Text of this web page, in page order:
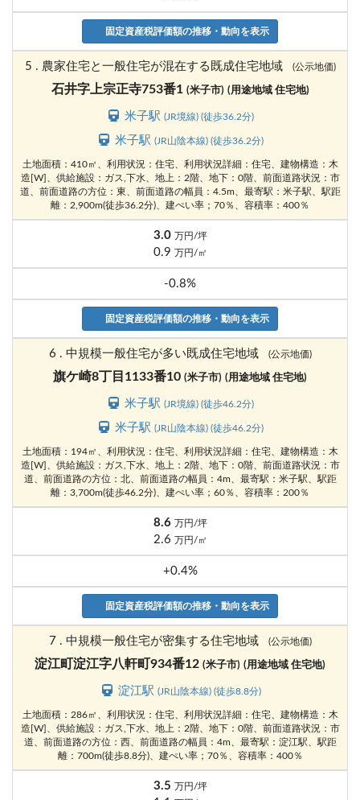
固定資産税評価額の推移・動向を表示
5 . 農家住宅と一般住宅が混在する既成住宅地域 (公示地価)
石井字上宗正寺753番1 (米子市) (用途地域 住宅地)
米子駅(JR境線) (徒歩36.2分)
米子駅(JR山陰本線) (徒歩36.2分)
土地面積：410㎡、利用状況：住宅、利用状況詳細：住宅、建物構造：木
造[W]、供給施設：ガス,下水、地上：2階、地下：0階、前面道路状況：市
道、前面道路の方位：東、前面道路の幅員：4.5m、最寄駅：米子駅、駅距
離：2,900m(徒歩36.2分)、建ぺい率；70％、容積率：400％
3.0 万円/坪
0.9 万円/㎡
-0.8%
固定資産税評価額の推移・動向を表示
6 . 中規模一般住宅が多い既成住宅地域 (公示地価)
旗ケ崎8丁目1133番10 (米子市) (用途地域 住宅地)
米子駅(JR境線) (徒歩46.2分)
米子駅(JR山陰本線) (徒歩46.2分)
土地面積：194㎡、利用状況：住宅、利用状況詳細：住宅、建物構造：木
造[W]、供給施設：ガス,下水、地上：2階、地下：0階、前面道路状況：市
道、前面道路の方位：北、前面道路の幅員：4m、最寄駅：米子駅、駅距
離：3,700m(徒歩46.2分)、建ぺい率；60％、容積率：200％
8.6 万円/坪
2.6 万円/㎡
+0.4%
固定資産税評価額の推移・動向を表示
7 . 中規模一般住宅が密集する住宅地域 (公示地価)
淀江町淀江字八軒町934番12 (米子市) (用途地域 住宅地)
淀江駅 (JR山陰本線) (徒歩8.8分)
土地面積：286㎡、利用状況：住宅、利用状況詳細：住宅、建物構造：木
造[W]、供給施設：ガス,下水、地上：2階、地下：0階、前面道路状況：市
道、前面道路の方位：西、前面道路の幅員：4m、最寄駅：淀江駅、駅距
離：700m(徒歩8.8分)、建ぺい率；70％、容積率：400％
3.5 万円/坪